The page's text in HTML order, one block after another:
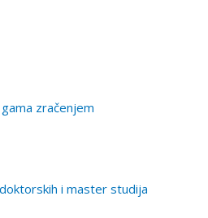
zračenjem
i master studija